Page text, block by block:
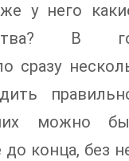
у него
В
сразу
можно
до конца, без